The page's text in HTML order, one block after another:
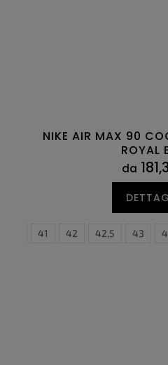
47,5
NIKE AIR MAX 90
ROYAL
da
41 42 42,5 43